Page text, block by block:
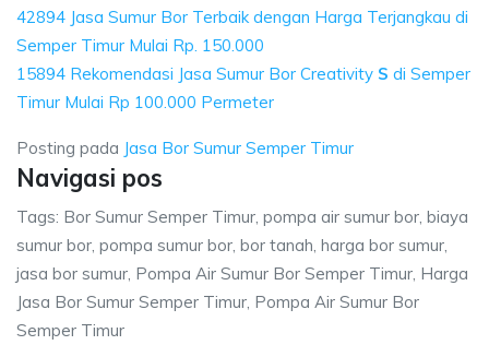
42894 Jasa Sumur Bor Terbaik dengan Harga Terjangkau di
Semper Timur Mulai Rp. 150.000
15894 Rekomendasi Jasa Sumur Bor Creativity S di Semper
Timur Mulai Rp 100.000 Permeter
Posting pada Jasa Bor Sumur Semper Timur
Navigasi pos
Tags: Bor Sumur Semper Timur, pompa air sumur bor, biaya
sumur bor, pompa sumur bor, bor tanah, harga bor sumur,
jasa bor sumur, Pompa Air Sumur Bor Semper Timur, Harga
Jasa Bor Sumur Semper Timur, Pompa Air Sumur Bor
Semper Timur